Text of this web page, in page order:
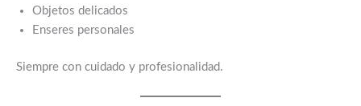
Objetos delicados
Enseres personales
Siempre con cuidado y profesionalidad.